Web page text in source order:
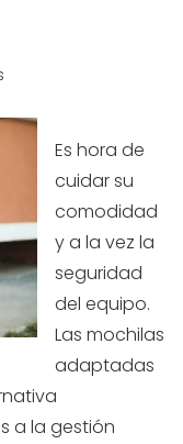
Es hora de
cuidar su
comodidad
y a la vez la
seguridad
del equipo.
Las mochilas
adaptadas
a la gestión